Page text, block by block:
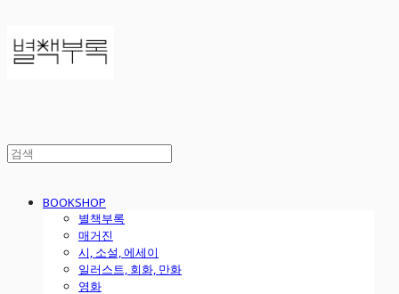
BOOKSHOP
별책부록
매거진
시, 소설, 에세이
일러스트, 회화, 만화
영화